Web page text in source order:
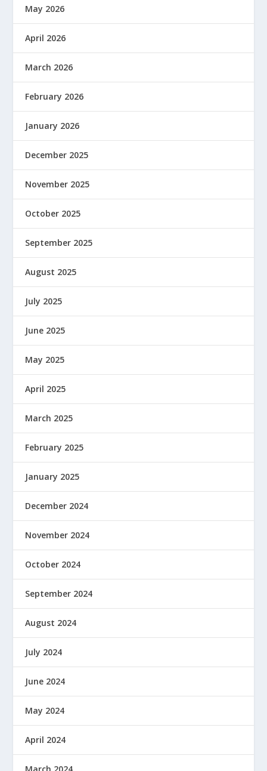
May 2026
April 2026
March 2026
February 2026
January 2026
December 2025
November 2025
October 2025
September 2025
August 2025
July 2025
June 2025
May 2025
April 2025
March 2025
February 2025
January 2025
December 2024
November 2024
October 2024
September 2024
August 2024
July 2024
June 2024
May 2024
April 2024